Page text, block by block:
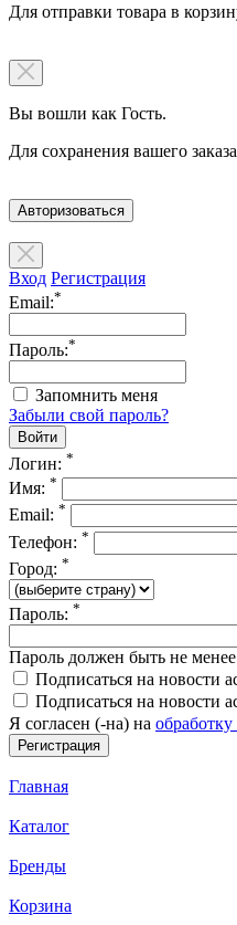
Для отправки товара в
Вы вошли как Гость.
Для сохранения вашего
Авторизоваться
Вход Регистрация
Email:*
Пароль:*
Запомнить меня
Забыли свой пароль?
Логин: *
Имя: *
Email: *
Телефон: *
Город: *
Пароль: *
Пароль должен быть не
Подписаться на новости
Подписаться на новости
Я согласен (-на) на
Главная
Каталог
Бренды
Корзина